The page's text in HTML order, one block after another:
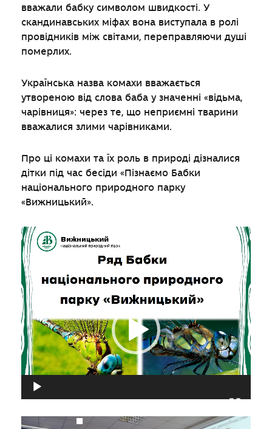
вважали бабку символом швидкості. У
скандинавських міфах вона виступала в ролі
провідників між світами, переправляючи душі
померлих.
Українська назва комахи вважається
утвореною від слова баба у значенні «відьма,
чарівниця»: через те, що неприємні тварини
вважалися злими чарівниками.
Про ці комахи та їх роль в природі дізналися
дітки під час бесіди «Пізнаємо Бабки
національного природного парку
«Вижницький».
Відеопрогравач